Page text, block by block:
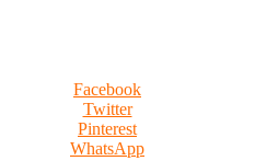
Facebook
Twitter
Pinterest
WhatsApp